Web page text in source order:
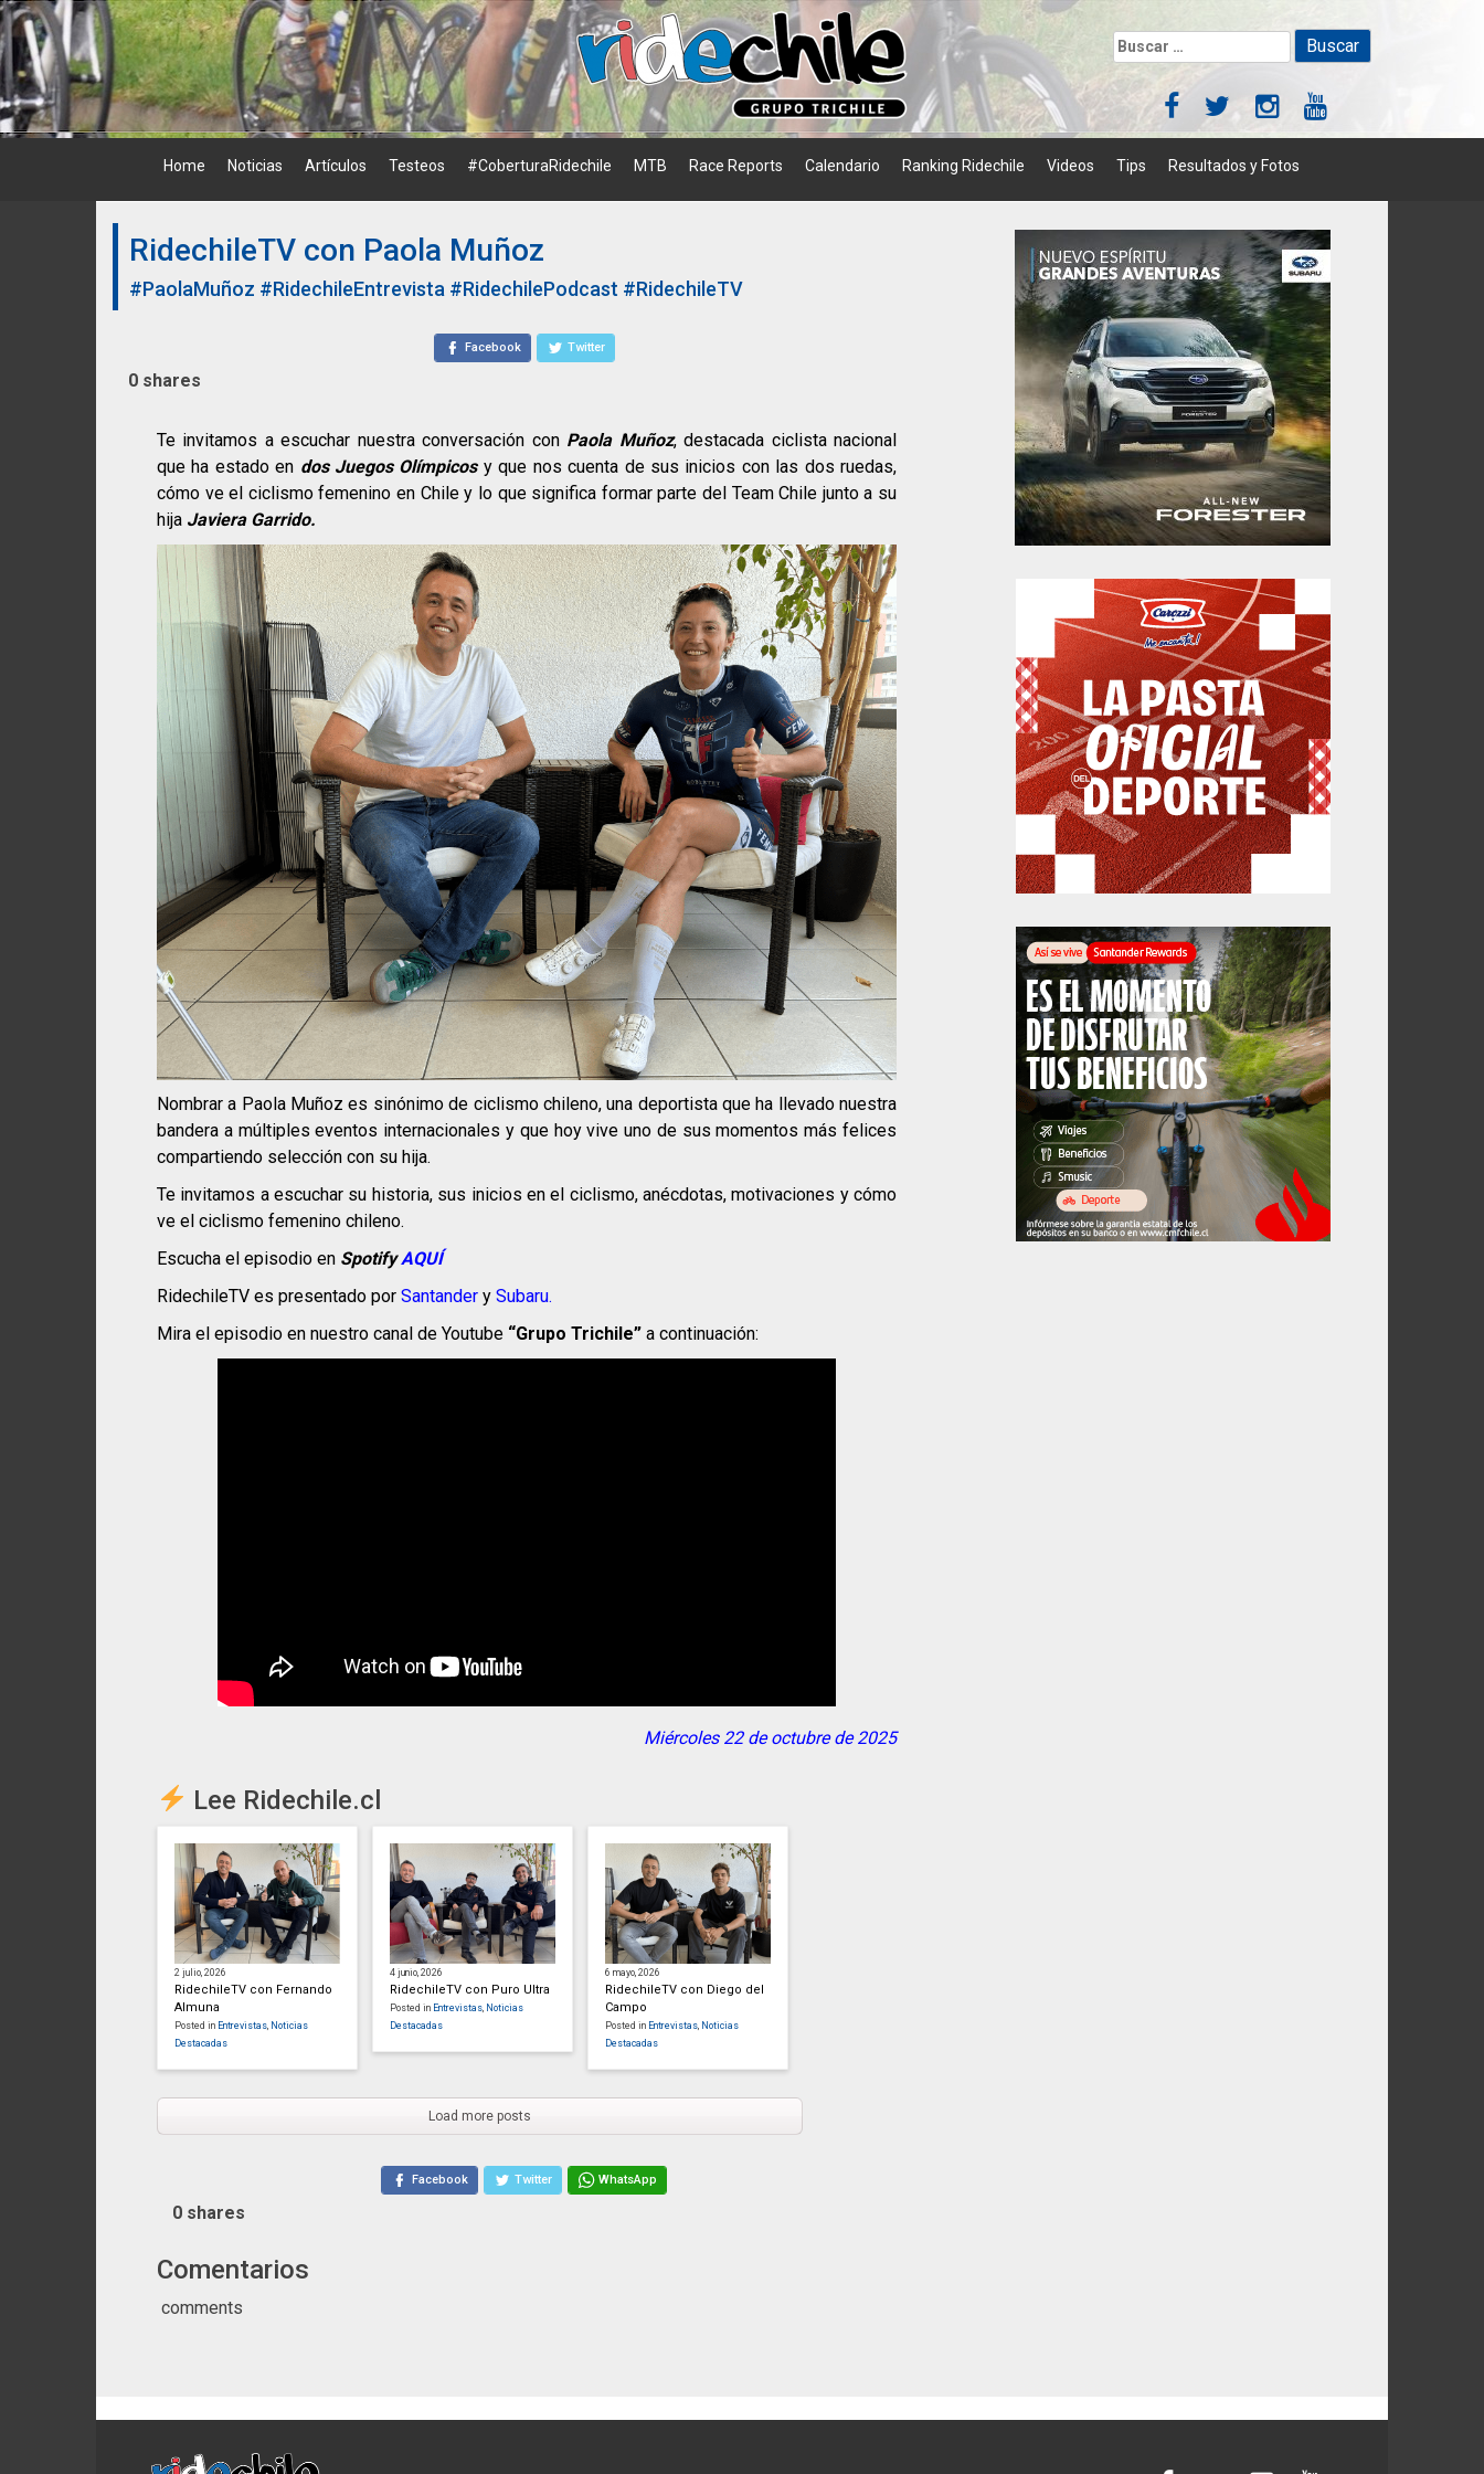
Skip
to
content
Buscar:
Home Noticias Artículos Testeos #CoberturaRidechile MTB Race Reports Calendario Ranking Ridechile Videos Tips Resultados y Fotos
RidechileTV con Paola Muñoz
#PaolaMuñoz #RidechileEntrevista #RidechilePodcast #RidechileTV
Facebook Twitter
0 shares
Te invitamos a escuchar nuestra conversación con Paola Muñoz, destacada ciclista nacional
que ha estado en dos Juegos Olímpicosy que nos cuenta de sus inicios con las dos ruedas,
cómo ve el ciclismo femenino en Chile y lo que significa formar parte del Team Chile junto a su
hija Javiera Garrido.
Nombrar a Paola Muñoz es sinónimo de ciclismo chileno, una deportista que ha llevado nuestra
bandera a múltiples eventos internacionales y que hoy vive uno de sus momentos más felices
compartiendo selección con su hija.
Te invitamos a escuchar su historia, sus inicios en el ciclismo, anécdotas, motivaciones y cómo
ve el ciclismo femenino chileno.
Escucha el episodio en SpotifyAQUÍ
RidechileTV es presentado por Santander y Subaru.
Mira el episodio en nuestro canal de Youtube “Grupo Trichile” a continuación:
Miércoles 22 de octubre de 2025
Lee Ridechile.cl
2 julio, 2026
RidechileTV con Fernando
Almuna
Posted in Entrevistas Noticias
Destacadas
4 junio, 2026
RidechileTV con Puro Ultra
Posted in Entrevistas Noticias
Destacadas
6 mayo, 2026
RidechileTV con Diego del
Campo
Posted in Entrevistas Noticias
Destacadas
Load more posts
Facebook Twitter WhatsApp
0 shares
Comentarios
comments